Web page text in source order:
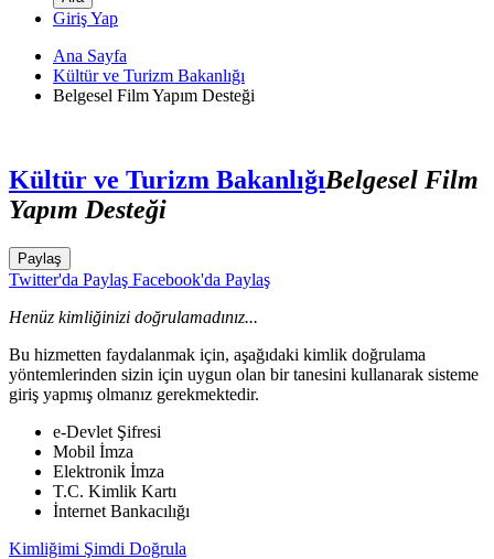
Giriş Yap
Ana Sayfa
Kültür ve Turizm Bakanlığı
Belgesel Film Yapım Desteği
Kültür ve Turizm BakanlığıBelgesel Film
Yapım Desteği
Paylaş
Twitter'da Paylaş Facebook'da Paylaş
Henüz kimliğinizi doğrulamadınız...
Bu hizmetten faydalanmak için, aşağıdaki kimlik doğrulama
yöntemlerinden sizin için uygun olan bir tanesini kullanarak sisteme
giriş yapmış olmanız gerekmektedir.
e-Devlet Şifresi
Mobil İmza
Elektronik İmza
T.C. Kimlik Kartı
İnternet Bankacılığı
Kimliğimi Şimdi Doğrula